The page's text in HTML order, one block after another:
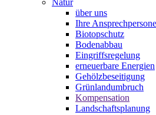
Natur
über uns
Ihre
Biotopschutz
Bodenabbau
Eingriffsregelung
erneuerbare Energien
Gehölzbeseitigung
Grünlandumbruch
Kompensation
Landschaftsplanung